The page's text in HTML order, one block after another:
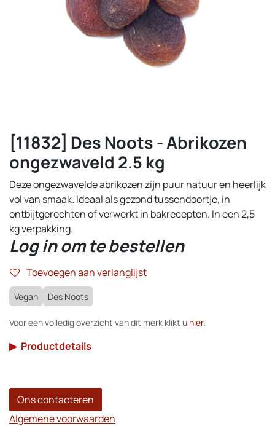
[11832] Des Noots - Abrikozen
ongezwaveld 2.5 kg
Deze ongezwavelde abrikozen zijn puur natuur en heerlijk
vol van smaak. Ideaal als gezond tussendoortje, in
ontbijtgerechten of verwerkt in bakrecepten. In een 2,5
kg verpakking.
Log in om te bestellen
Toevoegen aan verlanglijst
Vegan Des Noots
Voor een volledig overzicht van dit merk klikt u hier.
▶ Productdetails
Ons contacteren
Algemene voorwaarden